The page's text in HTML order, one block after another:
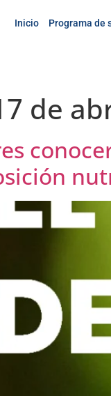
Inicio Programa de
de